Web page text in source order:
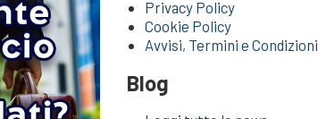
Privacy Policy
Cookie Policy
Avvisi, Termini e Condizioni
Blog